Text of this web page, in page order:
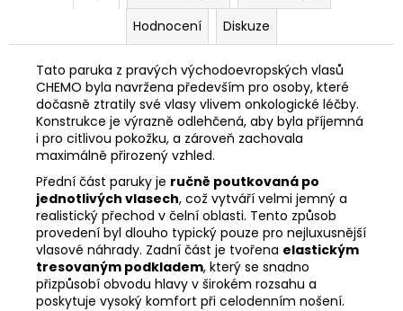
Hodnocení
Diskuze
Tato paruka z pravých východoevropských vlasů
CHEMO byla navržena především pro osoby, které
dočasně ztratily své vlasy vlivem onkologické léčby.
Konstrukce je výrazně odlehčená, aby byla příjemná
i pro citlivou pokožku, a zároveň zachovala
maximálně přirozený vzhled.
Přední část paruky je ručně poutkovaná po
jednotlivých vlasech, což vytváří velmi jemný a
realistický přechod v čelní oblasti. Tento způsob
provedení byl dlouho typický pouze pro nejluxusnější
vlasové náhrady. Zadní část je tvořena elastickým
tresovaným podkladem, který se snadno
přizpůsobí obvodu hlavy v širokém rozsahu a
poskytuje vysoký komfort při celodenním nošení.